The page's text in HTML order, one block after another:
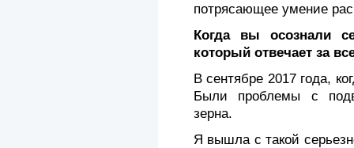
потрясающее умение
Когда вы осознали
который отвечает за
В сентябре 2017 года,
Были проблемы с
зерна.
Я вышла с такой